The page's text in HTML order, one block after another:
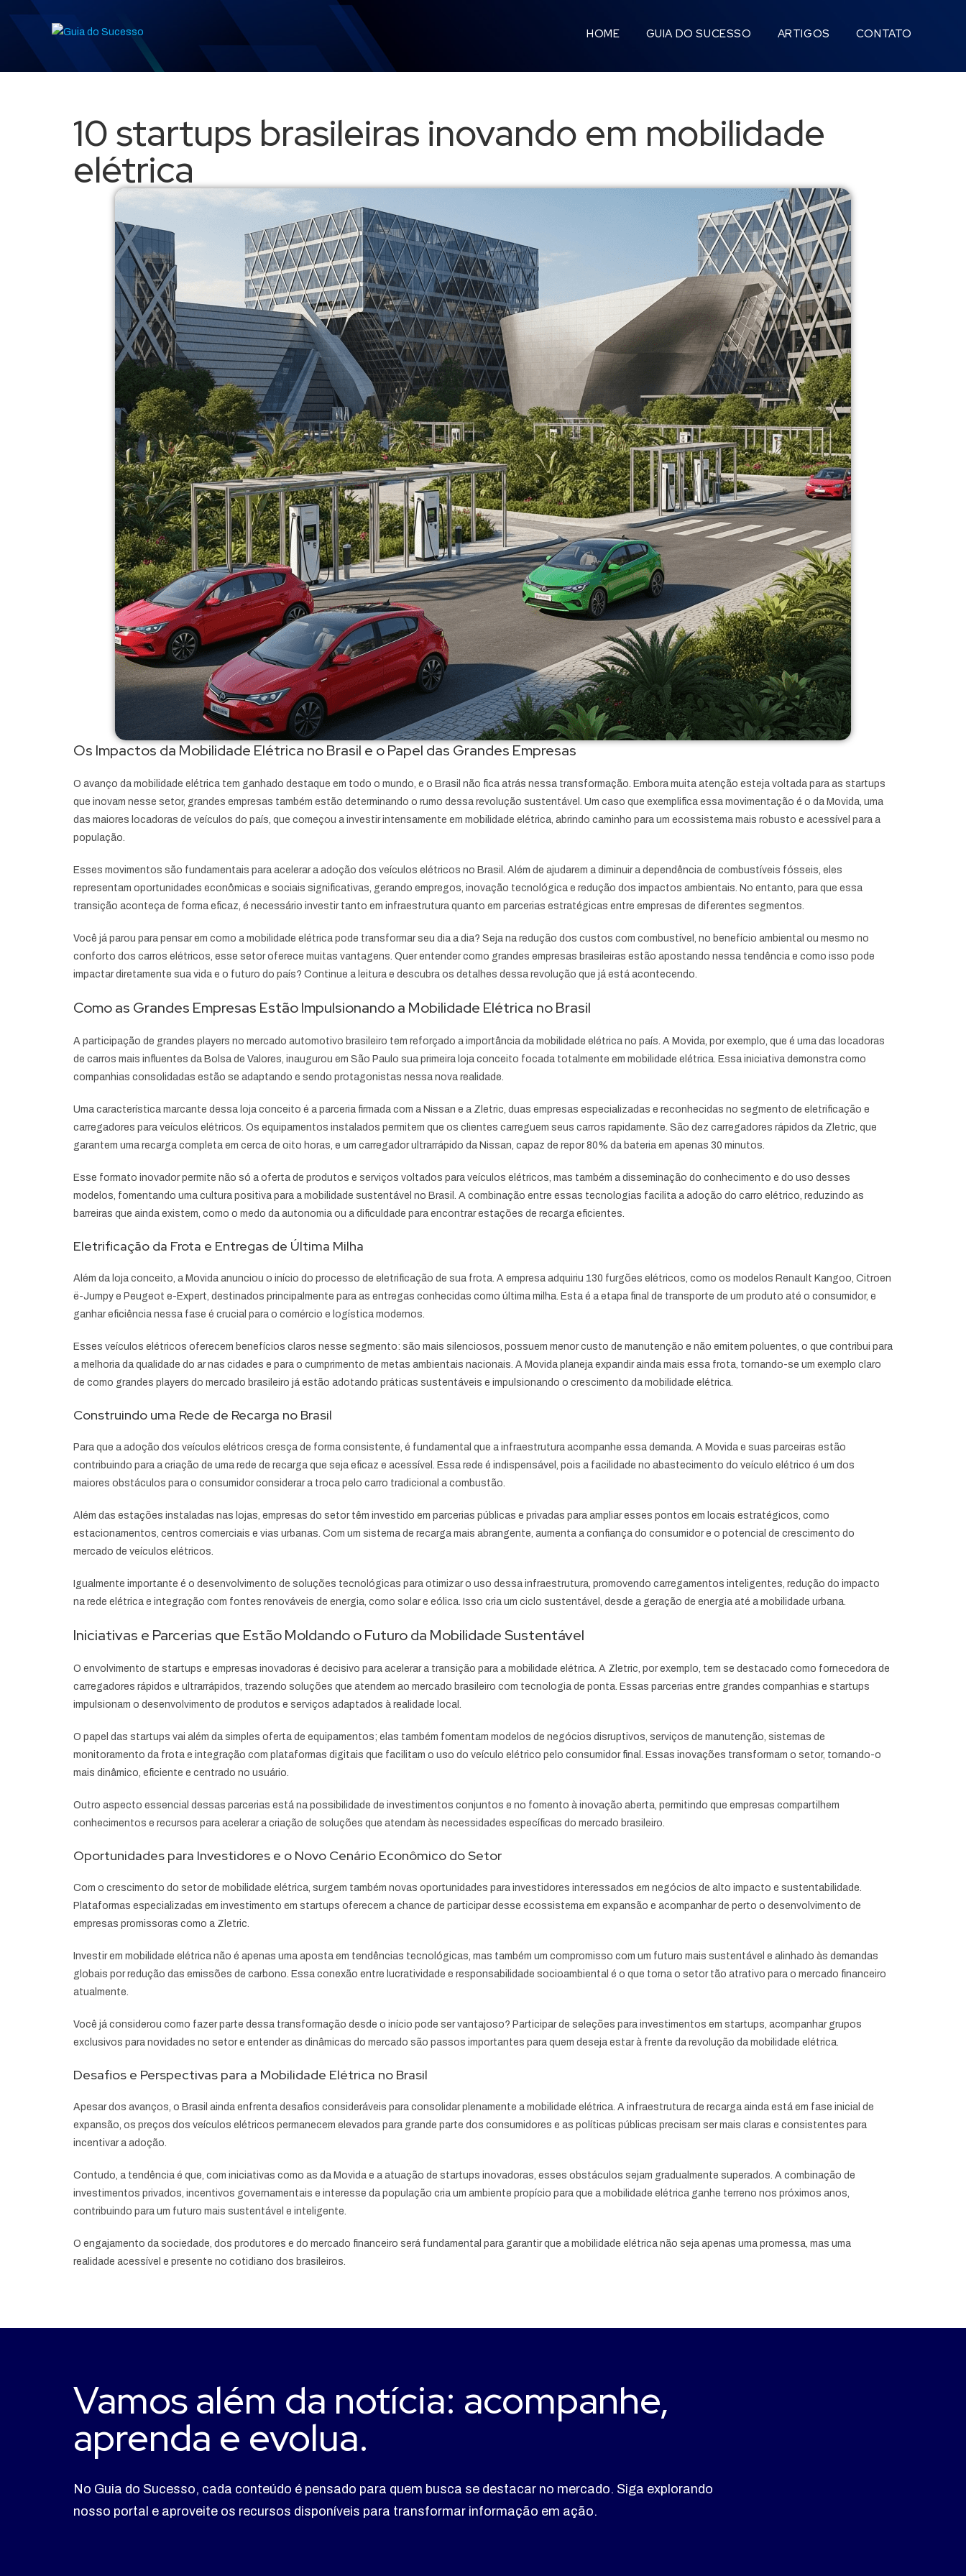
HOME GUIA DO SUCESSO ARTIGOS CONTATO
10 startups brasileiras inovando em mobilidade
elétrica
Os Impactos da Mobilidade Elétrica no Brasil e o Papel das Grandes Empresas
O avanço da mobilidade elétrica tem ganhado destaque em todo o mundo, e o Brasil não fica atrás nessa transformação. Embora muita atenção esteja voltada para as startups
que inovam nesse setor, grandes empresas também estão determinando o rumo dessa revolução sustentável. Um caso que exemplifica essa movimentação é o da Movida, uma
das maiores locadoras de veículos do país, que começou a investir intensamente em mobilidade elétrica, abrindo caminho para um ecossistema mais robusto e acessível para a
população.
Esses movimentos são fundamentais para acelerar a adoção dos veículos elétricos no Brasil. Além de ajudarem a diminuir a dependência de combustíveis fósseis, eles
representam oportunidades econômicas e sociais significativas, gerando empregos, inovação tecnológica e redução dos impactos ambientais. No entanto, para que essa
transição aconteça de forma eficaz, é necessário investir tanto em infraestrutura quanto em parcerias estratégicas entre empresas de diferentes segmentos.
Você já parou para pensar em como a mobilidade elétrica pode transformar seu dia a dia? Seja na redução dos custos com combustível, no benefício ambiental ou mesmo no
conforto dos carros elétricos, esse setor oferece muitas vantagens. Quer entender como grandes empresas brasileiras estão apostando nessa tendência e como isso pode
impactar diretamente sua vida e o futuro do país? Continue a leitura e descubra os detalhes dessa revolução que já está acontecendo.
Como as Grandes Empresas Estão Impulsionando a Mobilidade Elétrica no Brasil
A participação de grandes players no mercado automotivo brasileiro tem reforçado a importância da mobilidade elétrica no país. A Movida, por exemplo, que é uma das locadoras
de carros mais influentes da Bolsa de Valores, inaugurou em São Paulo sua primeira loja conceito focada totalmente em mobilidade elétrica. Essa iniciativa demonstra como
companhias consolidadas estão se adaptando e sendo protagonistas nessa nova realidade.
Uma característica marcante dessa loja conceito é a parceria firmada com a Nissan e a Zletric, duas empresas especializadas e reconhecidas no segmento de eletrificação e
carregadores para veículos elétricos. Os equipamentos instalados permitem que os clientes carreguem seus carros rapidamente. São dez carregadores rápidos da Zletric, que
garantem uma recarga completa em cerca de oito horas, e um carregador ultrarrápido da Nissan, capaz de repor 80% da bateria em apenas 30 minutos.
Esse formato inovador permite não só a oferta de produtos e serviços voltados para veículos elétricos, mas também a disseminação do conhecimento e do uso desses
modelos, fomentando uma cultura positiva para a mobilidade sustentável no Brasil. A combinação entre essas tecnologias facilita a adoção do carro elétrico, reduzindo as
barreiras que ainda existem, como o medo da autonomia ou a dificuldade para encontrar estações de recarga eficientes.
Eletrificação da Frota e Entregas de Última Milha
Além da loja conceito, a Movida anunciou o início do processo de eletrificação de sua frota. A empresa adquiriu 130 furgões elétricos, como os modelos Renault Kangoo, Citroen
ë-Jumpy e Peugeot e-Expert, destinados principalmente para as entregas conhecidas como última milha. Esta é a etapa final de transporte de um produto até o consumidor, e
ganhar eficiência nessa fase é crucial para o comércio e logística modernos.
Esses veículos elétricos oferecem benefícios claros nesse segmento: são mais silenciosos, possuem menor custo de manutenção e não emitem poluentes, o que contribui para
a melhoria da qualidade do ar nas cidades e para o cumprimento de metas ambientais nacionais. A Movida planeja expandir ainda mais essa frota, tornando-se um exemplo claro
de como grandes players do mercado brasileiro já estão adotando práticas sustentáveis e impulsionando o crescimento da mobilidade elétrica.
Construindo uma Rede de Recarga no Brasil
Para que a adoção dos veículos elétricos cresça de forma consistente, é fundamental que a infraestrutura acompanhe essa demanda. A Movida e suas parceiras estão
contribuindo para a criação de uma rede de recarga que seja eficaz e acessível. Essa rede é indispensável, pois a facilidade no abastecimento do veículo elétrico é um dos
maiores obstáculos para o consumidor considerar a troca pelo carro tradicional a combustão.
Além das estações instaladas nas lojas, empresas do setor têm investido em parcerias públicas e privadas para ampliar esses pontos em locais estratégicos, como
estacionamentos, centros comerciais e vias urbanas. Com um sistema de recarga mais abrangente, aumenta a confiança do consumidor e o potencial de crescimento do
mercado de veículos elétricos.
Igualmente importante é o desenvolvimento de soluções tecnológicas para otimizar o uso dessa infraestrutura, promovendo carregamentos inteligentes, redução do impacto
na rede elétrica e integração com fontes renováveis de energia, como solar e eólica. Isso cria um ciclo sustentável, desde a geração de energia até a mobilidade urbana.
Iniciativas e Parcerias que Estão Moldando o Futuro da Mobilidade Sustentável
O envolvimento de startups e empresas inovadoras é decisivo para acelerar a transição para a mobilidade elétrica. A Zletric, por exemplo, tem se destacado como fornecedora de
carregadores rápidos e ultrarrápidos, trazendo soluções que atendem ao mercado brasileiro com tecnologia de ponta. Essas parcerias entre grandes companhias e startups
impulsionam o desenvolvimento de produtos e serviços adaptados à realidade local.
O papel das startups vai além da simples oferta de equipamentos; elas também fomentam modelos de negócios disruptivos, serviços de manutenção, sistemas de
monitoramento da frota e integração com plataformas digitais que facilitam o uso do veículo elétrico pelo consumidor final. Essas inovações transformam o setor, tornando-o
mais dinâmico, eficiente e centrado no usuário.
Outro aspecto essencial dessas parcerias está na possibilidade de investimentos conjuntos e no fomento à inovação aberta, permitindo que empresas compartilhem
conhecimentos e recursos para acelerar a criação de soluções que atendam às necessidades específicas do mercado brasileiro.
Oportunidades para Investidores e o Novo Cenário Econômico do Setor
Com o crescimento do setor de mobilidade elétrica, surgem também novas oportunidades para investidores interessados em negócios de alto impacto e sustentabilidade.
Plataformas especializadas em investimento em startups oferecem a chance de participar desse ecossistema em expansão e acompanhar de perto o desenvolvimento de
empresas promissoras como a Zletric.
Investir em mobilidade elétrica não é apenas uma aposta em tendências tecnológicas, mas também um compromisso com um futuro mais sustentável e alinhado às demandas
globais por redução das emissões de carbono. Essa conexão entre lucratividade e responsabilidade socioambiental é o que torna o setor tão atrativo para o mercado financeiro
atualmente.
Você já considerou como fazer parte dessa transformação desde o início pode ser vantajoso? Participar de seleções para investimentos em startups, acompanhar grupos
exclusivos para novidades no setor e entender as dinâmicas do mercado são passos importantes para quem deseja estar à frente da revolução da mobilidade elétrica.
Desafios e Perspectivas para a Mobilidade Elétrica no Brasil
Apesar dos avanços, o Brasil ainda enfrenta desafios consideráveis para consolidar plenamente a mobilidade elétrica. A infraestrutura de recarga ainda está em fase inicial de
expansão, os preços dos veículos elétricos permanecem elevados para grande parte dos consumidores e as políticas públicas precisam ser mais claras e consistentes para
incentivar a adoção.
Contudo, a tendência é que, com iniciativas como as da Movida e a atuação de startups inovadoras, esses obstáculos sejam gradualmente superados. A combinação de
investimentos privados, incentivos governamentais e interesse da população cria um ambiente propício para que a mobilidade elétrica ganhe terreno nos próximos anos,
contribuindo para um futuro mais sustentável e inteligente.
O engajamento da sociedade, dos produtores e do mercado financeiro será fundamental para garantir que a mobilidade elétrica não seja apenas uma promessa, mas uma
realidade acessível e presente no cotidiano dos brasileiros.
Vamos além da notícia: acompanhe,
aprenda e evolua.
No Guia do Sucesso, cada conteúdo é pensado para quem busca se destacar no mercado. Siga explorando
nosso portal e aproveite os recursos disponíveis para transformar informação em ação.